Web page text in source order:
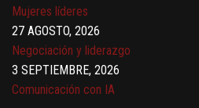
Mujeres líderes
27 AGOSTO, 2026
Negociación y liderazgo
3 SEPTIEMBRE, 2026
Comunicación con IA